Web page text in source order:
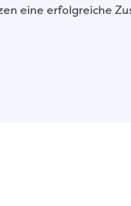
eine erfolgreiche